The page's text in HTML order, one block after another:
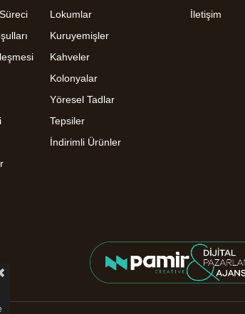
Lokumlar
Kuruyemişler
Kahveler
Kolonyalar
Yöresel Tadlar
Tepsiler
İndirimli Ürünler
İletişim